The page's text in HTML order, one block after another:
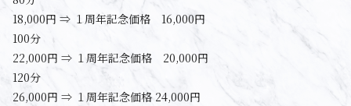
18,000円 ⇒ １周年記念価格 16,000円
100分
22,000円 ⇒ １周年記念価格 20,000円
120分
26,000円 ⇒ １周年記念価格 24,000円